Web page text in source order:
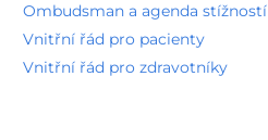
Ombudsman a agenda stížností
Vnitřní řád pro pacienty
Vnitřní řád pro zdravotníky